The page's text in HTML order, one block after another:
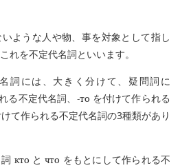
ような人や物、事を対象として指し
れを不定代名詞といいます。
詞には、大きく分けて、疑問詞に
る不定代名詞、 -то を付けて作られる
て作られる不定代名詞の3種類があり
кто とчто をもとにして作られる不